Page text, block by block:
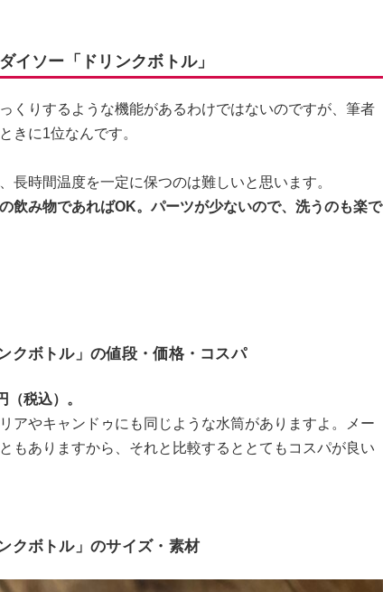
イソー「ドリンクボトル」
くりするような機能があるわけではないのですが、筆者
きに1位なんです。
長時間温度を一定に保つのは難しいと思います。
飲み物であればOK。パーツが少ないので、洗うのも楽で
クボトル」の値段・価格・コスパ
税込）。
アやキャンドゥにも同じような水筒がありますよ。メー
もありますから、それと比較するととてもコスパが良い
クボトル」のサイズ・素材